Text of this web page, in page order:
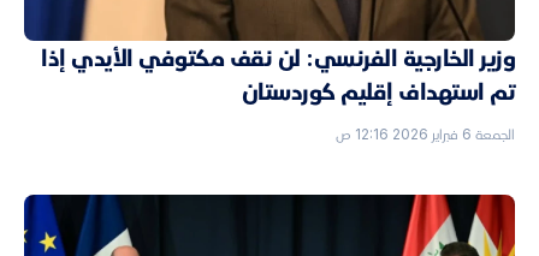
وزير الخارجية الفرنسي: لن نقف مكتوفي الأيدي إذا
تم استهداف إقليم كوردستان
الجمعة 6 فبراير 2026 12:16 ص